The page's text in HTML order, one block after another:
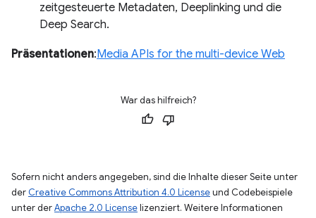
zeitgesteuerte Metadaten, Deeplinking und die
Deep Search.
Präsentationen:Media APIs for the multi-device Web
War das hilfreich?
Sofern nicht anders angegeben, sind die Inhalte dieser Seite unter
der Creative Commons Attribution 4.0 Licenseund Codebeispiele
unter derApache 2.0 Licenselizenziert. Weitere Informationen